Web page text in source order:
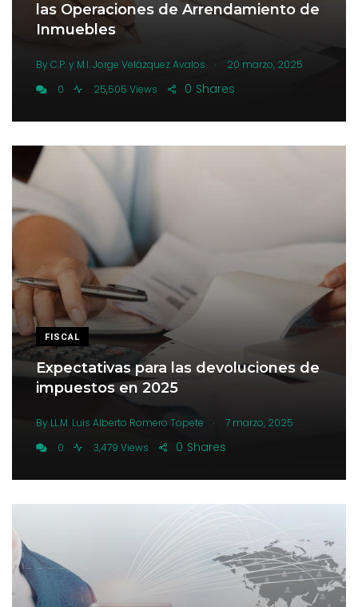
las Operaciones de Arrendamiento de
Inmuebles
By C.P. y M.I. Jorge Velázquez Avalos .
20 marzo, 2025
0
25,505 Views Shares
0
FISCAL
Expectativas para las devoluciones de
impuestos en 2025
By LL.M. Luis Alberto Romero Topete .
7 marzo, 2025
0
3,479 Views Shares
0